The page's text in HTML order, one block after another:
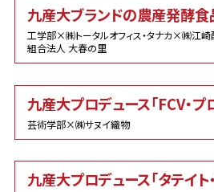
九産大ブランドの農産発酵
工学部×㈱トータルオフィス・タナカ×㈱
組合法人 大春の里
九産大プロデュース「FCV・プ
芸術学部×㈱サヌイ織物
九産大プロデュース「タテイト